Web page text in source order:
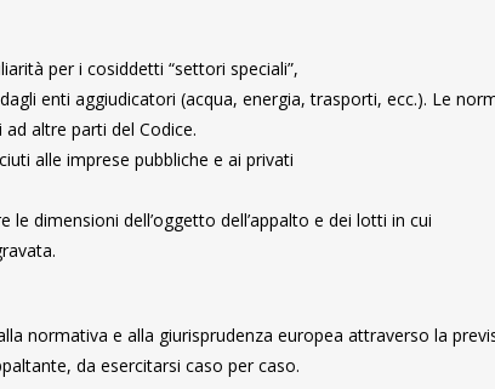
per i cosiddetti “settori speciali”,
enti aggiudicatori (acqua, energia, trasporti, ecc.). Le
altre parti del Codice.
alle imprese pubbliche e ai privati
dimensioni dell’oggetto dell’appalto e dei lotti in cui
normativa e alla giurisprudenza europea attraverso la
da esercitarsi caso per caso.